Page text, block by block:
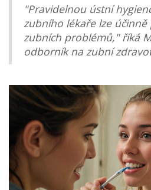
"Pravidelnou ústní
zubního lékaře lze
zubních problémů," říká
odborník na zubní